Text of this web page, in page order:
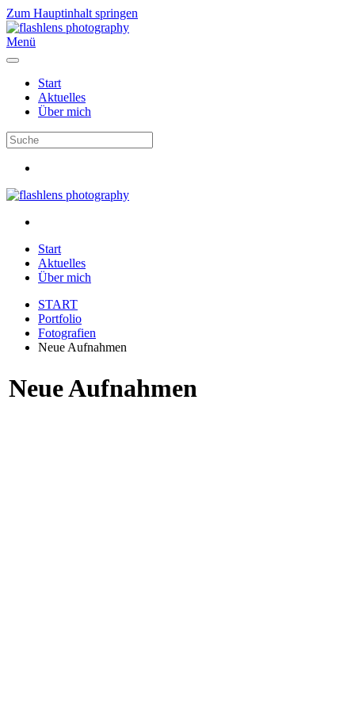
Zum Hauptinhalt springen
Menü
Start
Aktuelles
Über mich
Start
Aktuelles
Über mich
START
Portfolio
Fotografien
Neue Aufnahmen
Neue Aufnahmen